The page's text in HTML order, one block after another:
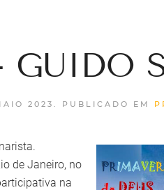
GUIDO
2023 . PUBLICADO EM
de Janeiro, no
na